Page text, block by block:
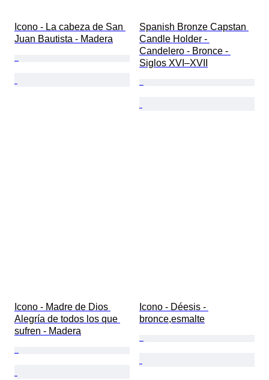
Icono - La cabeza de San
Juan Bautista - Madera
Spanish Bronze Capstan
Candle Holder -
Candelero - Bronce -
Siglos XVI–XVII
Icono - Madre de Dios
Alegría de todos los que
sufren - Madera
Icono - Déesis -
bronce,esmalte